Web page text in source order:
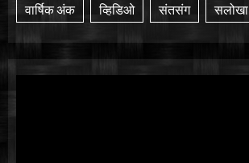
वार्षिक अंक व्हिडिओ संतसंग सलोखा